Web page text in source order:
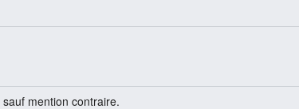
sauf mention contraire.